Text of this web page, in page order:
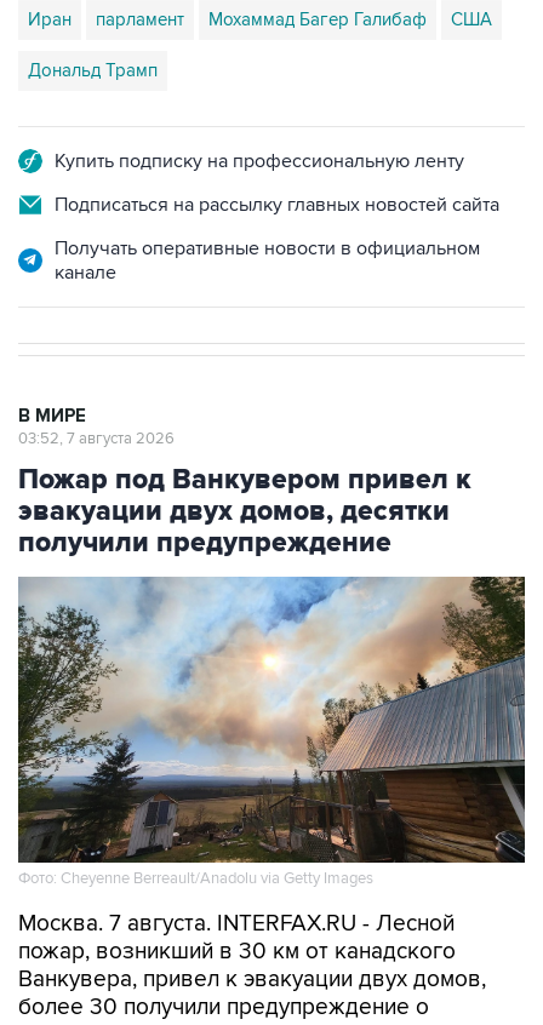
Дональд Трамп
Подписаться на рассылку главных новостей сайта
Получать оперативные новости в официальном
Пожар под Ванкувером привел к
эвакуации двух домов, десятки
получили предупреждение
Фото: Cheyenne Berreault/Anadolu via Getty Images
Москва. 7 августа. INTERFAX.RU - Лесной
Ванкувера, привел к эвакуации двух домов,
более 30 получили предупреждение о
возможной эвакуации, сообщают местные
СМИ.